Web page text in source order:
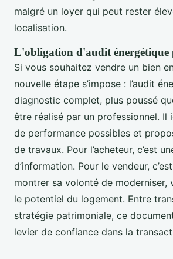
malgré un loyer qui peut rester
localisation.
L'obligation d'audit énergétique
Si vous souhaitez vendre un bien
nouvelle étape s’impose : l’audit
diagnostic complet, plus poussé
être réalisé par un professionnel. Il
de performance possibles et
de travaux. Pour l’acheteur, c’est
d’information. Pour le vendeur,
montrer sa volonté de moderniser,
le potentiel du logement. Entre
stratégie patrimoniale, ce
levier de confiance dans la